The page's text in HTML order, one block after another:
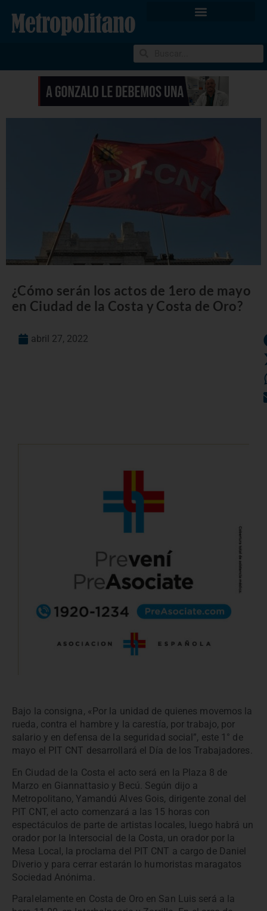
¿Cómo serán los actos de 1ero de mayo
en Ciudad de la Costa y Costa de Oro?
abril 27, 2022
Bajo la consigna, «Por la unidad de quienes movemos la
rueda, contra el hambre y la carestía, por trabajo, por
salario y en defensa de la seguridad social”, este 1° de
mayo el PIT CNT desarrollará el Día de los Trabajadores.
En Ciudad de la Costa el acto será en la Plaza 8 de
Marzo en Giannattasio y Becú. Según dijo a
Metropolitano, Yamandú Alves Gois, dirigente zonal del
PIT CNT, el acto comenzará a las 15 horas con
espectáculos de parte de artistas locales, luego habrá un
orador por la Intersocial de la Costa, un orador por la
Mesa Local, la proclama del PIT CNT a cargo de Daniel
Diverio y para cerrar estarán lo humoristas maragatos
Sociedad Anónima.
Paralelamente en Costa de Oro en San Luis será a la